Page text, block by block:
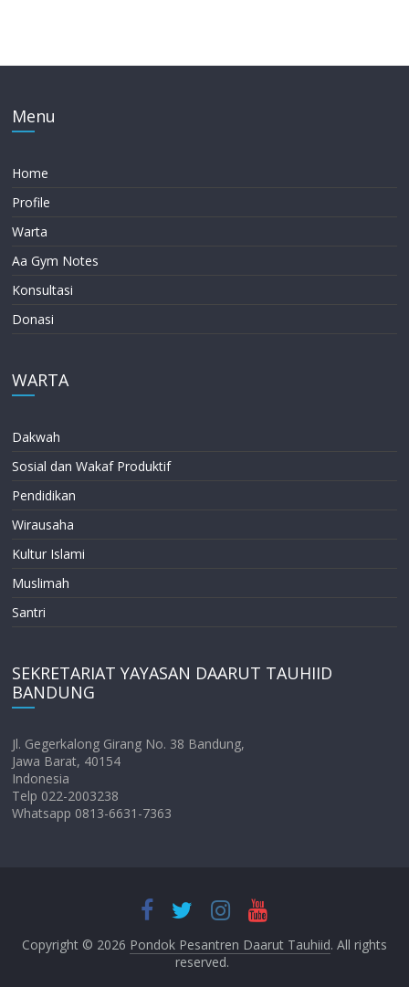
Menu
Home
Profile
Warta
Aa Gym Notes
Konsultasi
Donasi
WARTA
Dakwah
Sosial dan Wakaf Produktif
Pendidikan
Wirausaha
Kultur Islami
Muslimah
Santri
SEKRETARIAT YAYASAN DAARUT TAUHIID
BANDUNG
Jl. Gegerkalong Girang No. 38 Bandung,
Jawa Barat, 40154
Indonesia
Telp 022-2003238
Whatsapp 0813-6631-7363
Copyright © 2026 Pondok Pesantren Daarut Tauhiid. All rights
reserved.